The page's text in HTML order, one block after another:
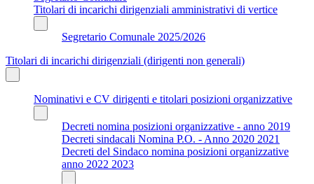
Titolari di incarichi dirigenziali amministrativi di vertice
Segretario Comunale 2025/2026
Titolari di incarichi dirigenziali (dirigenti non generali)
Nominativi e CV dirigenti e titolari posizioni organizzative
Decreti nomina posizioni organizzative - anno 2019
Decreti sindacali Nomina P.O. - Anno 2020 2021
Decreti del Sindaco nomina posizioni organizzative
anno 2022 2023